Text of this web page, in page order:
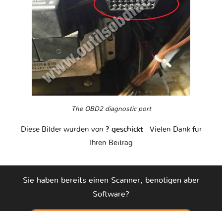
The OBD2 diagnostic port
Diese Bilder wurden von ? geschickt - Vielen Dank für
Ihren Beitrag
Sie haben bereits einen Scanner, benötigen aber
Software?